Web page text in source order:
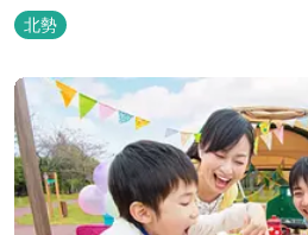
はじめ、ファミリーにおすすめのキッ
りの詰まった「サーキット キッズルー
ム」など様々なコンセプトルームをご
さま連れでも安心し...
北勢